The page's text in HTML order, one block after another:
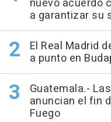
a garantizar su
El Real Madrid
a punto en
Guatemala.-
anuncian el fin
Fuego